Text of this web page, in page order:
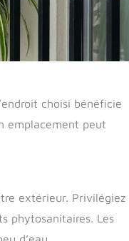
choisi bénéficie
emplacement peut
extérieur. Privilégiez
phytosanitaires. Les